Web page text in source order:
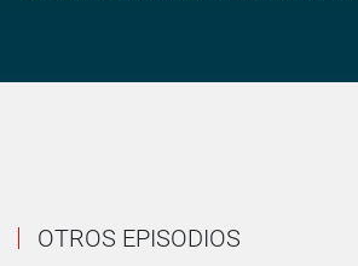
OTROS EPISODIOS